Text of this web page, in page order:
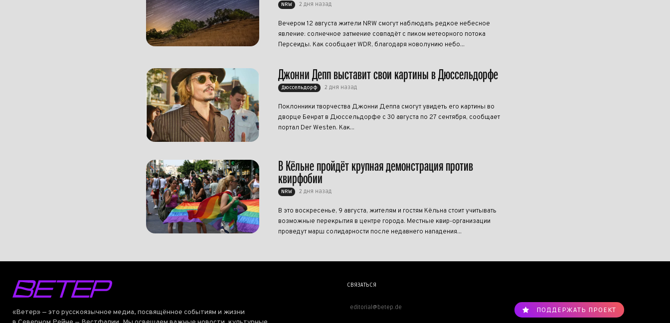
NRW 2 дня назад
Вечером 12 августа жители NRW смогут наблюдать редкое небесное
явление: солнечное затмение совпадёт с пиком метеорного потока
Персеиды. Как сообщает WDR, благодаря новолунию небо...
Джонни Депп выставит свои картины в Дюссельдорфе
Дюссельдорф 2 дня назад
Поклонники творчества Джонни Деппа смогут увидеть его картины во
дворце Бенрат в Дюссельдорфе с 30 августа по 27 сентября, сообщает
портал Der Westen. Как...
В Кёльне пройдёт крупная демонстрация против
квирфобии
NRW 2 дня назад
В это воскресенье, 9 августа, жителям и гостям Кёльна стоит учитывать
возможные перекрытия в центре города. Местные квир-организации
проведут марш солидарности после недавнего нападения...
«Ветер» — это русскоязычное медиа, посвящённое событиям и жизни
СВЯЗАТЬСЯ
editorial@betep.de ПОДДЕРЖАТЬ ПРОЕКТ